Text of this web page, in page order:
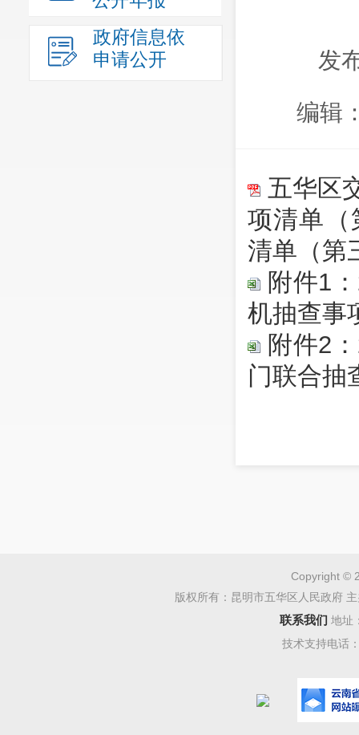
政府信息依
申请公开
发
编辑
五华区
项清单（
清单（第
附件1
机抽查事
附件2
门联合抽
Copyright ©
版权所有：昆明市五华区人民政府
联系我们 地址
技术支持电话